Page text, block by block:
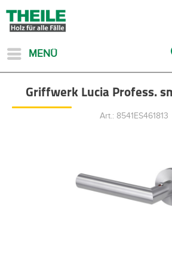
MENÜ
Griffwerk Lucia Profess.
Art.: 8541ES461813